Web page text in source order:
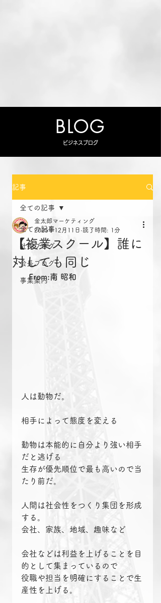
BLOG
ビジネスブログ
記事
全ての記事
社長ブログ
会長ブログ
事業案内
全ての記事
【複業スクール】誰に
対しても同じ
金太郎マーケティング
2025年12月11日 読了時間: 1分
From:南 昭和
人は動物だ。
相手によって態度を変える
動物は本能的に自分より強い相手
だと逃げる
生存が優先順位で最も高いので当
たり前だ。
人間は社会性をつくり集団を形成
する。
会社、家族、地域、趣味など
会社などは利益を上げることを目
的として集まっているので
役職や担当を明確にすることで生
産性を上げる。